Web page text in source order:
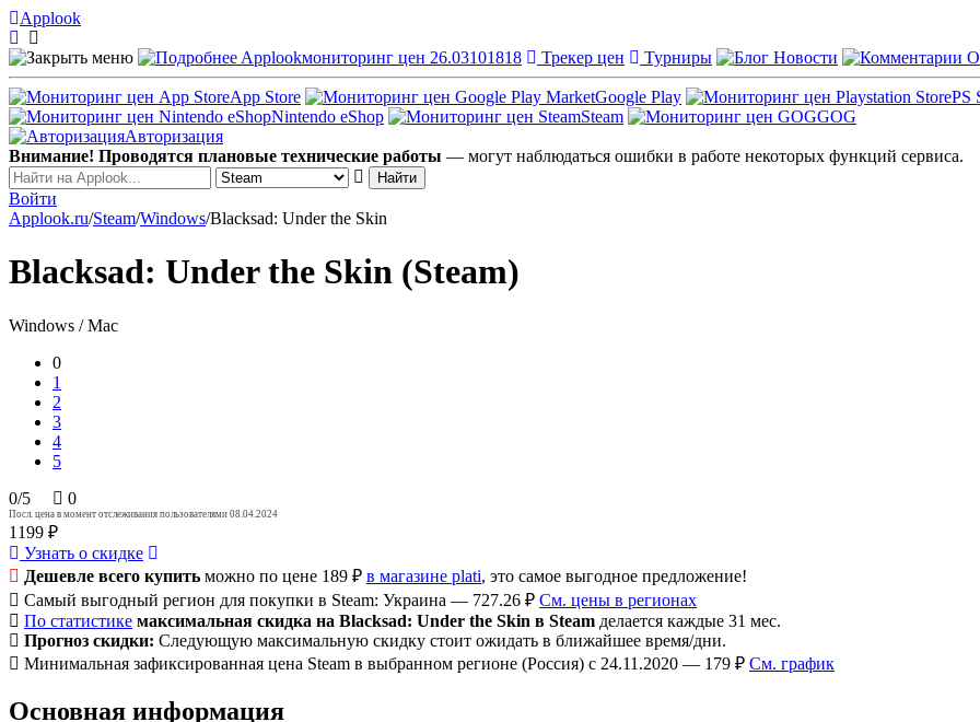
Applook
Applookмониторинг цен 26.03101818 Трекер цен Турниры Новости
App Store Google Play
PS
Nintendo eShop
Steam
GOG
Авторизация
Внимание! Проводятся плановые технические работы — могут наблюдаться ошибки в работе некоторых функций сервиса.
Войти
Applook.ru/Steam/Windows/Blacksad: Under the Skin
Blacksad: Under the Skin (Steam)
Windows / Mac
0
1
2
3
4
5
0/5
0
Посл. цена в момент отслеживания пользователями 08.04.2024
1199 ₽
Узнать о скидке
Дешевле всего купить можно по цене 189 ₽ в магазине plati, это самое выгодное предложение!
Самый выгодный регион для покупки в Steam: Украина — 727.26 ₽ См. цены в регионах
По статистике максимальная скидка на Blacksad: Under the Skin в Steam делается каждые 31 мес.
Прогноз скидки: Следующую максимальную скидку стоит ожидать в ближайшее время/дни.
Минимальная зафиксированная цена Steam в выбранном регионе (Россия) с 24.11.2020 — 179 ₽ См. график
Основная информация